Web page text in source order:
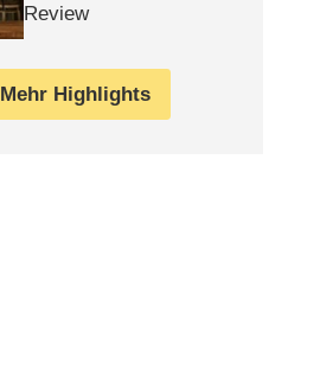
Review
Mehr Highlights